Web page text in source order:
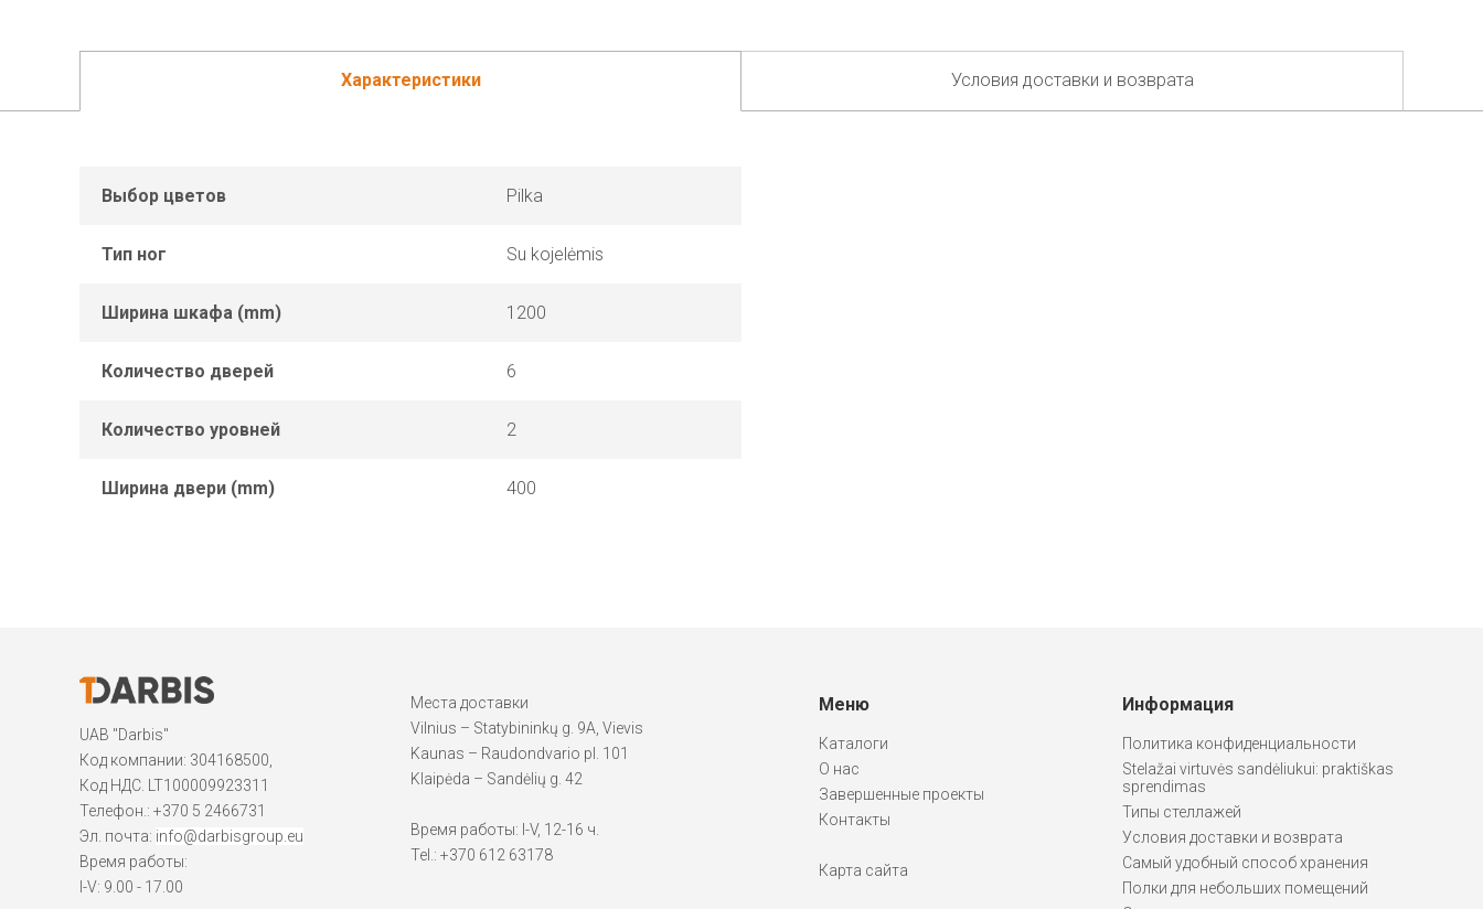
Характеристики Условия доставки и возврата
Выбор цветов Pilka
Тип ног Su kojelėmis
Ширина шкафa (mm) 1200
Количество дверей 6
Количество уровней 2
Ширина двери (mm) 400
UAB "Darbis"
Код компании: 304168500,
Код НДС. LT100009923311
Телефон.: +370 5 2466731
Эл. почта: info@darbisgroup.eu
Время работы:
I-V: 9.00 - 17.00
Места доставки
Vilnius – Statybininkų g. 9A, Vievis
Kaunas – Raudondvario pl. 101
Klaipėda – Sandėlių g. 42
Время работы: I-V, 12-16 ч.
Tel.: +370 612 63178
Меню
Каталоги
О нас
Завершенные проекты
Контакты
Карта сайта
Информация
Политика конфиденциальности
Stelažai virtuvės sandėliukui: praktiškas
sprendimas
Типы стеллажей
Условия доставки и возврата
Самый удобный способ хранения
Полки для небольших помещений